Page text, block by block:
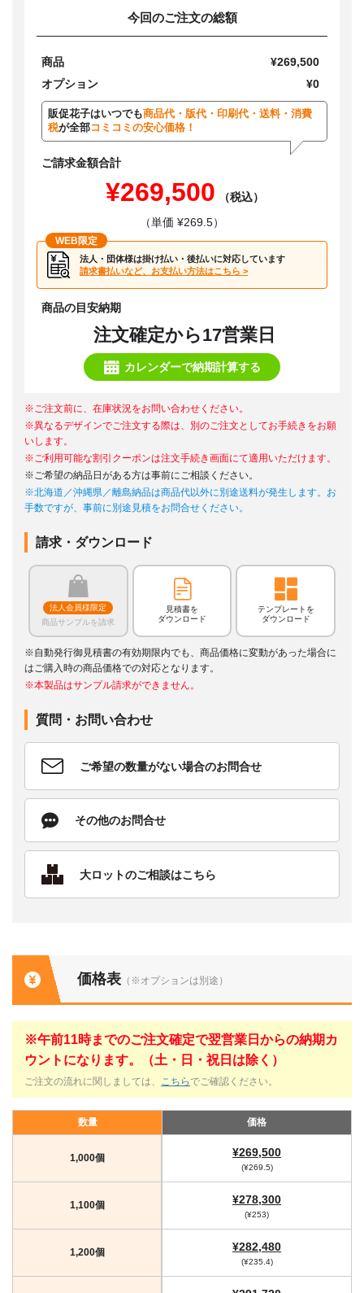
今回のご注文の総額
商品
¥269,500
オプション
¥0
販促花子はいつでも商品代・版代・印刷代・送料・消費
税が全部コミコミの安心価格！
ご請求金額合計
¥269,500
（税込）
（単価 ¥269.5）
WEB限定
法人・団体様は掛け払い・後払いに対応しています
請求書払いなど、お支払い方法はこちら >
商品の目安納期
注文確定から17営業日
カレンダーで納期計算する
※ご注文前に、在庫状況をお問い合わせください。
※異なるデザインでご注文する際は、別のご注文としてお手続きをお願
いします。
※ご利用可能な割引クーポンは注文手続き画面にて適用いただけます。
※ご希望の納品日がある方は事前にご相談ください。
※北海道／沖縄県／離島納品は商品代以外に別途送料が発生します。お
手数ですが、事前に別途見積をお問合せください。
請求・ダウンロード
法人会員様限定
商品サンプルを請求
見積書を
ダウンロード
テンプレートを
ダウンロード
※自動発行御見積書の有効期限内でも、商品価格に変動があった場合に
はご購入時の商品価格での対応となります。
※本製品はサンプル請求ができません。
質問・お問い合わせ
ご希望の数量がない場合のお問合せ
その他のお問合せ
大ロットのご相談はこちら
価格表 （※オプションは別途）
※午前11時までのご注文確定で翌営業日からの納期カ
ウントになります。（土・日・祝日は除く）
ご注文の流れに関しましては、 こちら でご確認ください。
数量 価格
1,000個 ¥269,500
(¥269.5)
1,100個 ¥278,300
(¥253)
1,200個 ¥282,480
(¥235.4)